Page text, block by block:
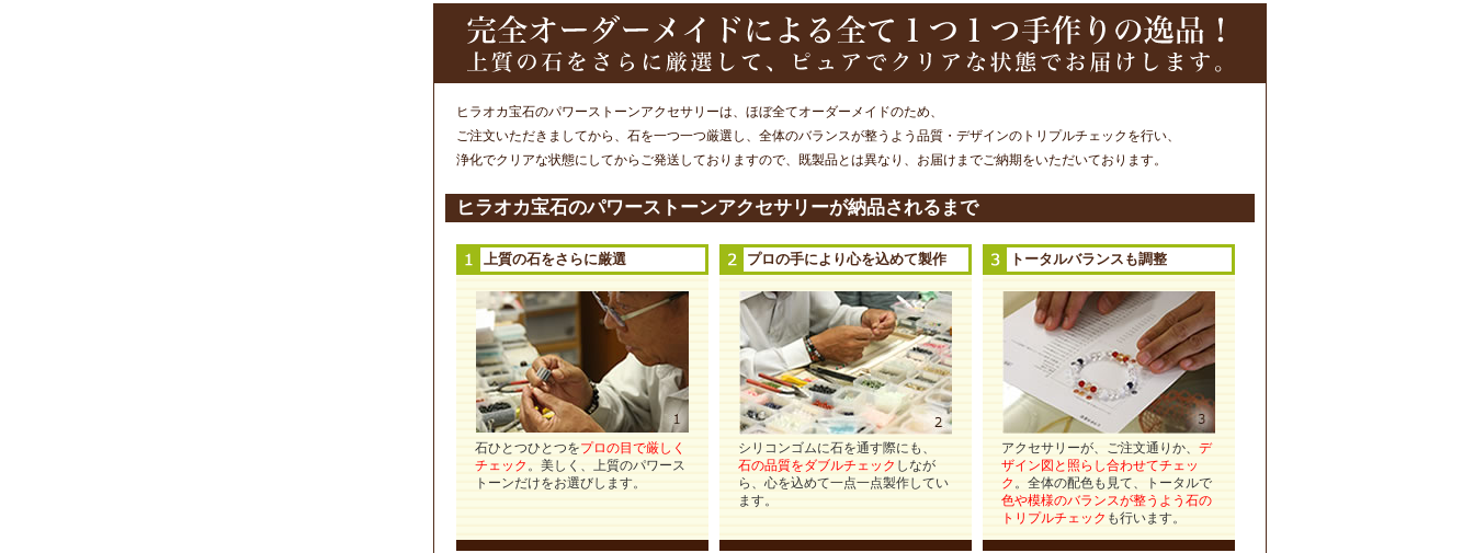
ヒラオカ宝石のパワーストーンアクセサリーは、ほぼ全てオーダーメイドのため、
ご注文いただきましてから、石を一つ一つ厳選し、全体のバランスが整うよう品質・デザインのトリプルチェックを行い、
浄化でクリアな状態にしてからご発送しておりますので、既製品とは異なり、お届けまでご納期をいただいております。
ヒラオカ宝石のパワーストーンアクセサリーが納品されるまで
上質の石をさらに厳選
石ひとつひとつをプロの目で厳しく
チェック 。美しく、上質のパワース
トーンだけをお選びします。
プロの手により心を込めて製作
シリコンゴムに石を通す際にも、
石の品質をダブルチェック しなが
ら、心を込めて一点一点製作してい
ます。
トータルバランスも調整
アクセサリーが、ご注文通りか、 デ
ザイン図と照らし合わせてチェッ
ク 。全体の配色も見て、トータルで
色や模様のバランスが整うよう石の
トリプルチェック も行います。